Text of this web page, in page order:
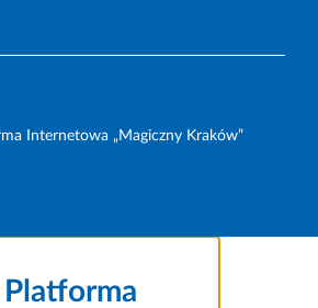
Internetowa „Magiczny Kraków”